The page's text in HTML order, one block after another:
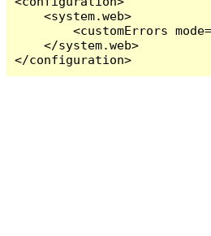
    <system.web>
<customErrors
    </system.web>
</configuration>